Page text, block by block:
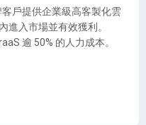
戶提供企業級高客製化雲
進入市場並有效獲利。
逾 50% 的人力成本。